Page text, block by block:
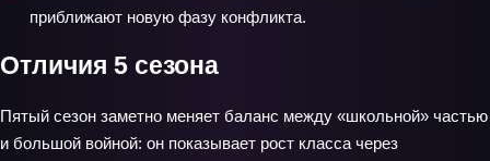
приближают новую фазу конфликта.
Отличия 5 сезона
Пятый сезон заметно меняет баланс между «школьной» частью
и большой войной: он показывает рост класса через